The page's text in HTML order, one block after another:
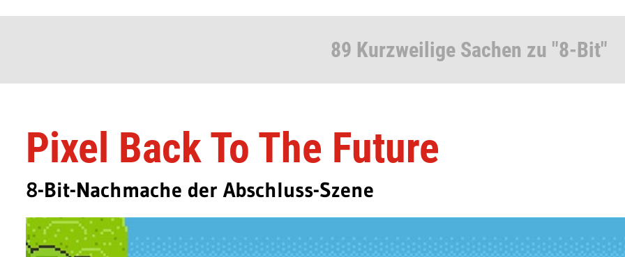
89 Kurzweilige Sachen zu "8-Bit"
Pixel Back To The Future
8-Bit-Nachmache der Abschluss-Szene